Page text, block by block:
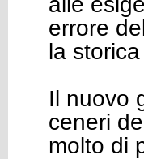
errore
la
Il nuovo
ceneri
molto di